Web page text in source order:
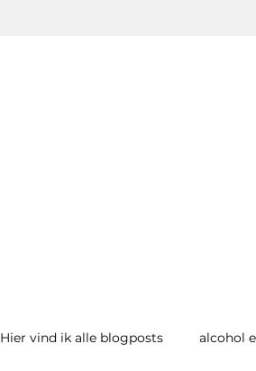
Hier vind ik alle blogposts alcohol